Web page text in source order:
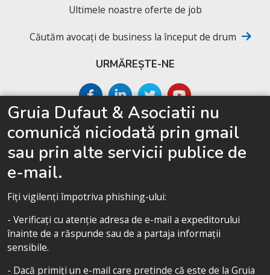
SITEMAP
Acasă
Politica de confidențialitate
Ultimele noastre oferte de job
Căutăm avocați de business la început de drum
URMĂREȘTE-NE
Gruia Dufaut & Asociatii nu
comunică niciodată prin gmail
sau prin alte servicii publice de
e-mail.
Fiți vigilenți împotriva phishing-ului:
- Verificați cu atenție adresa de e-mail a expeditorului
înainte de a răspunde sau de a partaja informații
sensibile.
- Dacă primiți un e-mail care pretinde că este de la Gruia